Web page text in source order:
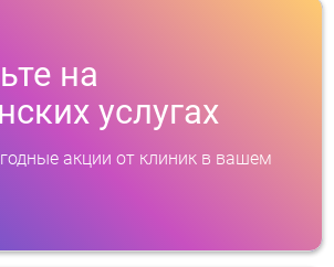
на
услугах
акции от клиник в вашем